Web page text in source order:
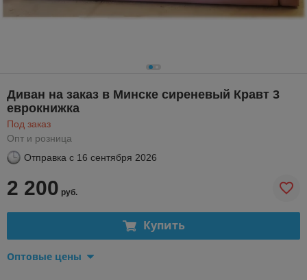
Диван на заказ в Минске сиреневый Кравт 3
еврокнижка
Под заказ
Опт и розница
Отправка с 16 сентября 2026
2 200 руб.
Купить
Оптовые цены